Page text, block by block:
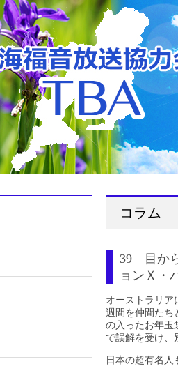
コラム
39 目か
ョンＸ・
オーストラリア
週間を仲間たち
の入ったお年玉
で誤解を受け、
日本の超有名